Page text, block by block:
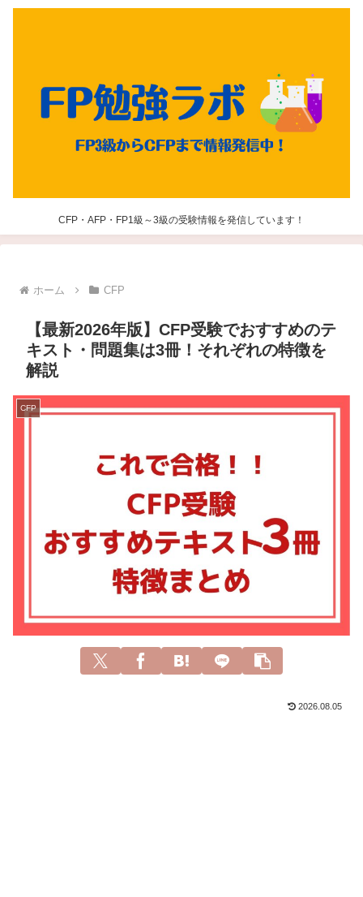
CFP・AFP・FP1級～3級の受験情報を発信しています！
ホーム CFP
【最新2026年版】CFP受験でおすすめのテ
キスト・問題集は3冊！それぞれの特徴を
解説
CFP
2026.08.05